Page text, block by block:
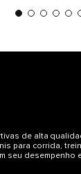
de alta
para corrida,
seu desempenho